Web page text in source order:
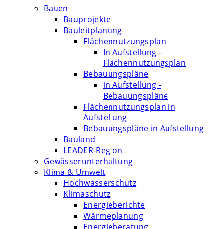
Bauen
Bauprojekte
Bauleitplanung
Flächennutzungsplan
In Aufstellung -
Flächennutzungsplan
Bebauungspläne
in Aufstellung -
Bebauungspläne
Flächennutzungsplan in
Aufstellung
Bebauungspläne in Aufstellung
Bauland
LEADER-Region
Gewässerunterhaltung
Klima & Umwelt
Hochwasserschutz
Klimaschutz
Energieberichte
Wärmeplanung
Energieberatung